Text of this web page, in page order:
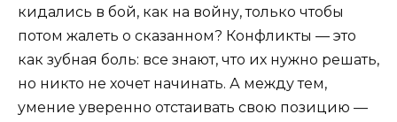
кидались в бой, как на войну, только чтобы
потом жалеть о сказанном? Конфликты — это
как зубная боль: все знают, что их нужно решать,
но никто не хочет начинать. А между тем,
умение уверенно отстаивать свою позицию —